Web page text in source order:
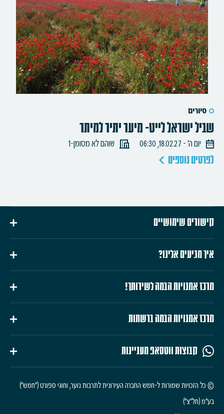
סיורים
שביל ישראל לייט- מיער יתיר למיתר
יום ה׳ - 18.02.27, 06:30 שוהם לא מסומן-1
לפרטים נוספים
קישורים שימושיים
איך מגיעים אלינו?
מרכז אמנויות הבמה לשירותך!
מרכז אמנויות הבמה ברשתות
קבוצות ווטסאפ מעניינות
© כל הזכויות שמורות ל-חמש החברה העירונית לתרבות נוער, וחוגי ספורט ("חמש")
בע"מ (חל"צ")